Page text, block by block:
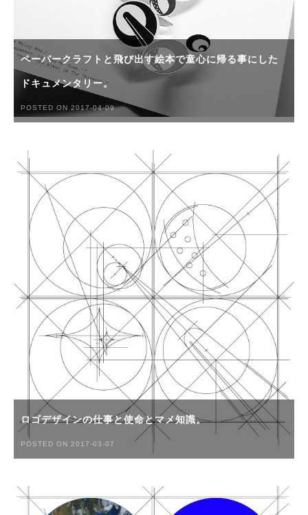
ペーパークラフトと飛び出す絵本で童心に帰る事にした
ドキュメンタリー。
POSTED ON 2017-04-09
ロゴデザインの仕事と使命とマメ知識。
POSTED ON 2017-03-07